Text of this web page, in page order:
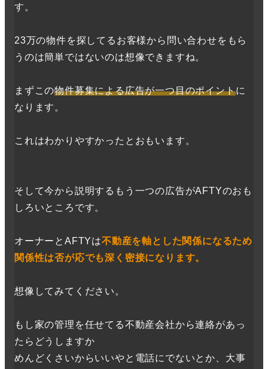
す。
23万の物件を探してるお客様から問い合わせをもら
うのは簡単ではないのは想像できますね。
まずこの物件募集による広告が一つ目のポイントに
なります。
これはわかりやすかったとおもいます。
そして今から説明するもう一つの広告がAFTYのおも
しろいところです。
オーナーとAFTYは不動産を軸とした関係になるため
関係性は否が応でも深く密接になります。
想像してみてください。
もし家の管理を任せてる不動産会社から連絡があっ
たらどうしますか
めんどくさいからいいやと電話にでないとか、大事